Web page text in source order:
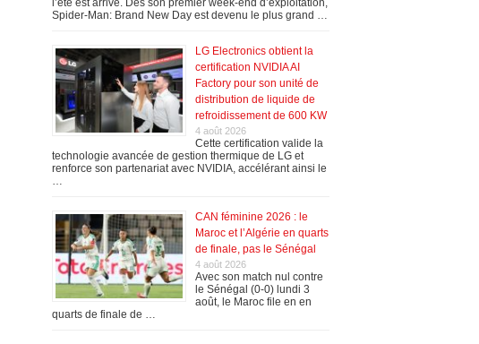
Spider-Man: Brand New Day est devenu le plus grand …
LG Electronics obtient la
certification NVIDIA AI
Factory pour son unité de
distribution de liquide de
refroidissement de 600 KW
4 août 2026
Cette certification valide la
technologie avancée de gestion thermique de LG et
renforce son partenariat avec NVIDIA, accélérant ainsi le
CAN féminine 2026 : le
Maroc et l’Algérie en quarts
de finale, pas le Sénégal
4 août 2026
Avec son match nul contre
le Sénégal (0-0) lundi 3
août, le Maroc file en en
quarts de finale de …